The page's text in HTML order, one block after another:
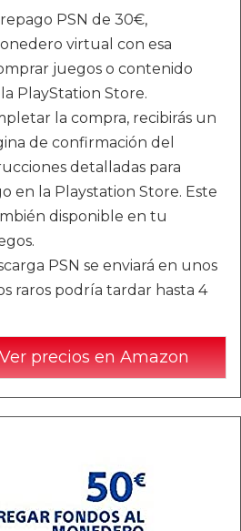
PSN de 30€,
virtual con esa
juegos o contenido
PlayStation Store.
la compra, recibirás un
de confirmación del
detalladas para
en la Playstation Store. Este
disponible en tu
PSN se enviará en unos
raros podría tardar hasta 4
precios en Amazon